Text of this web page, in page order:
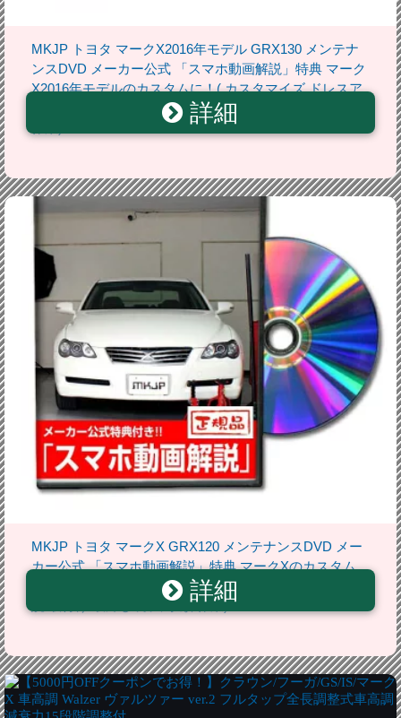
MKJP トヨタ マークX2016年モデル GRX130 メンテナ
ンスDVD メーカー公式 「スマホ動画解説」特典 マーク
X2016年モデルのカスタムに！( カスタマイズ ドレスア
ップ 修理 交換 自作 改造 解説 取付け 取外し 方法 手順
詳細
MKJP トヨタ マークX GRX120 メンテナンスDVD メー
カー公式 「スマホ動画解説」特典 マークXのカスタム
に！( カスタマイズ ドレスアップ 修理 交換 自作 改造 解
説 取付け 取外し 方法 手順 作業)
詳細